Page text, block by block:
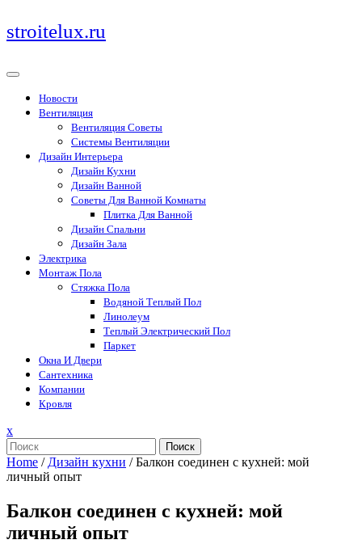
Перейти
к
stroitelux.ru
Новости
Вентиляция
Вентиляция Советы
Системы Вентиляции
Дизайн Интерьера
Дизайн Кухни
Дизайн Ванной
Советы Для Ванной Комнаты
Плитка Для Ванной
Дизайн Спальни
Дизайн Зала
Электрика
Монтаж Пола
Стяжка Пола
Водяной Теплый Пол
Линолеум
Теплый Электрический Пол
Паркет
Окна И Двери
Сантехника
Компании
Кровля
xЗакрыть
меню
Поиск
Home / Дизайн кухни /Балкон соединен с кухней: мой
личный опыт
Балкон соединен с кухней: мой
личный опыт